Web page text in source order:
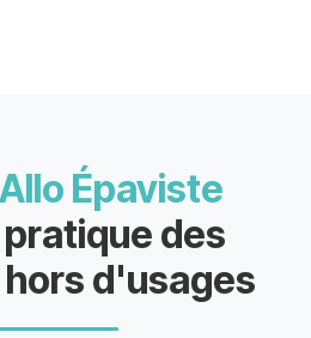
Allo Épaviste
des
d'usages